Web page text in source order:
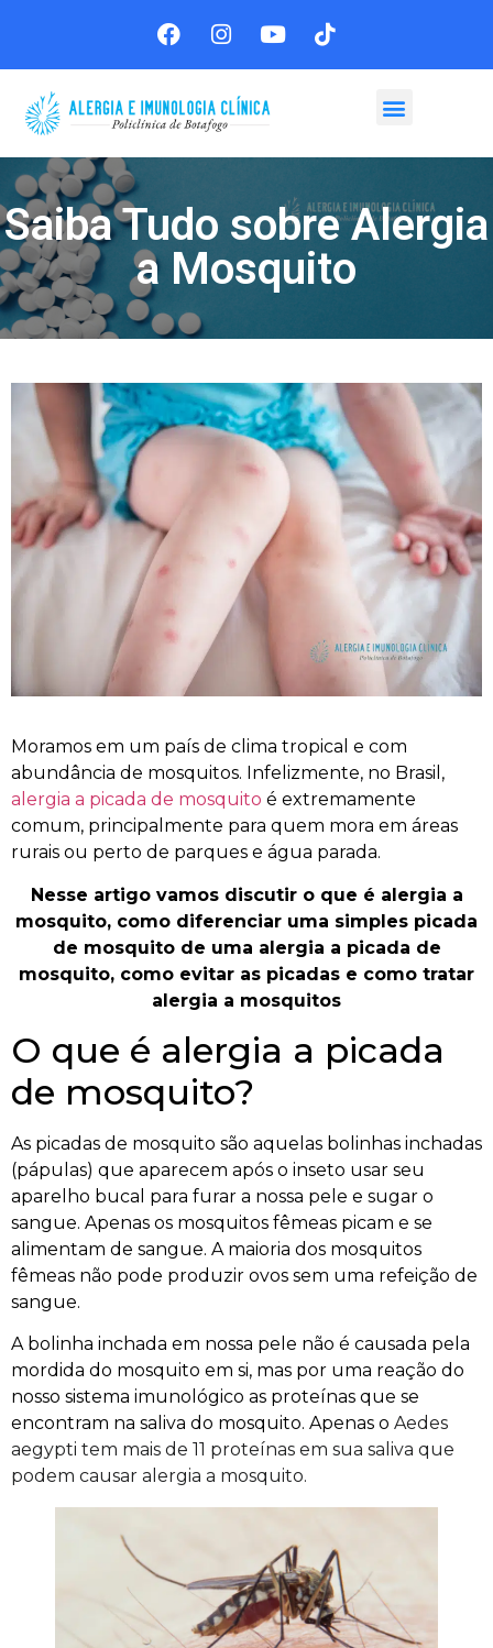
Saiba Tudo sobre Alergia
a Mosquito
Moramos em um país de clima tropical e com
abundância de mosquitos. Infelizmente, no Brasil,
alergia a picada de mosquito é extremamente
comum, principalmente para quem mora em áreas
rurais ou perto de parques e água parada.
Nesse artigo vamos discutir o que é alergia a
mosquito, como diferenciar uma simples picada
de mosquito de uma alergia a picada de
mosquito, como evitar as picadas e como tratar
alergia a mosquitos
O que é alergia a picada
de mosquito?
As picadas de mosquito são aquelas bolinhas inchadas
(pápulas) que aparecem após o inseto usar seu
aparelho bucal para furar a nossa pele e sugar o
sangue. Apenas os mosquitos fêmeas picam e se
alimentam de sangue. A maioria dos mosquitos
fêmeas não pode produzir ovos sem uma refeição de
sangue.
A bolinha inchada em nossa pele não é causada pela
mordida do mosquito em si, mas por uma reação do
nosso sistema imunológico as proteínas que se
encontram na saliva do mosquito. Apenas o Aedes
aegypti tem mais de 11 proteínas em sua saliva que
podem causar alergia a mosquito.